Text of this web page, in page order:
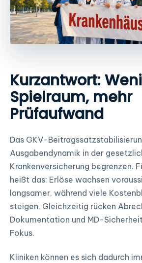
Kurzantwort:
Spielraum, mehr
Prüfaufwand
Das GKV-
Ausgabendynamik in der
Krankenversicherung begrenzen.
heißt das: Erlöse wachsen
langsamer, während viele
steigen. Gleichzeitig rücken
Dokumentation und MD-
Fokus.
Kliniken können es sich dadurch